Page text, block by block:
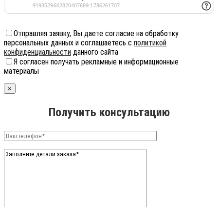
Отправляя заявку, Вы даете согласие на обработку
персональных данных и соглашаетесь с политикой
конфиденциальности данного сайта
Я согласен получать рекламные и информационные
материалы
×
Получить консультацию